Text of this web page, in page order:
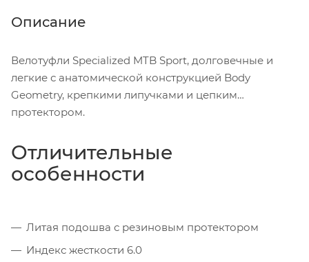
Описание
Велотуфли Specialized MTB Sport, долговечные и
легкие с анатомической конструкцией Body
Geometry, крепкими липучками и цепким
протектором.
Отличительные
особенности
Литая подошва с резиновым протектором
Индекс жесткости 6.0